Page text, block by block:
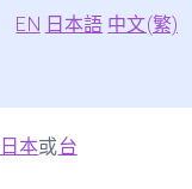
EN 日本語 中文(繁)
日本或台